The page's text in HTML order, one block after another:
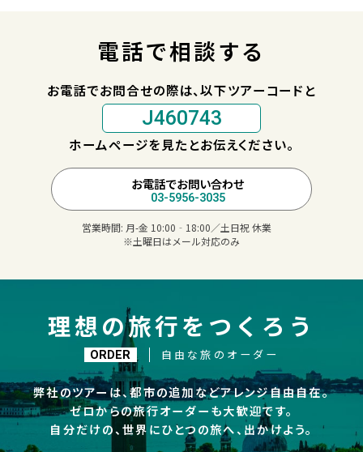
電話で相談する
お電話でお問合せの際は、以下ツアーコードと
J460743
ホームページを見たとお伝えください。
お電話でお問い合わせ
03-5956-3035
営業時間: 月-金 10:00‐18:00／土日祝 休業
※土曜日はメール対応のみ
理想の旅行をつくろう
ORDER 自由な旅のオーダー
弊社のツアーは、都市の追加などアレンジ自由自在。
ゼロからの旅行オーダーも大歓迎です。
自分だけの、世界にひとつの旅へ、出かけよう。